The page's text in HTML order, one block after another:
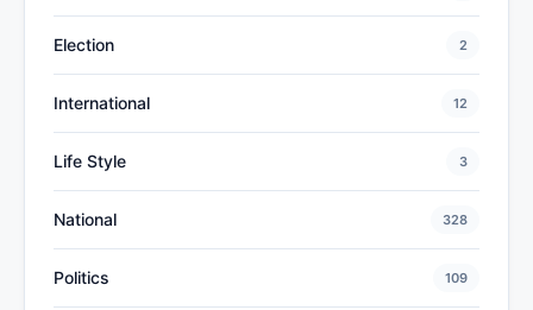
Election 2
International 12
Life Style 3
National 328
Politics 109